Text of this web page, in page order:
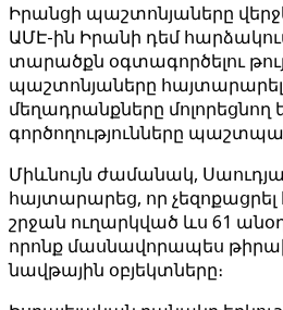
Իրանցի պաշտոնյաները
ԱՄԷ-ին Իրանի դեմ
տարածքն օգտագործելու
պաշտոնյաները հայտարարել
մեղադրանքները մոլորեցնող
գործողությունները
Միևնույն ժամանակ,
հայտարարեց, որ չեզոքացրել
շրջան ուղարկված ևս 61
որոնք մասնավորապես
նավթային օբյեկտները։